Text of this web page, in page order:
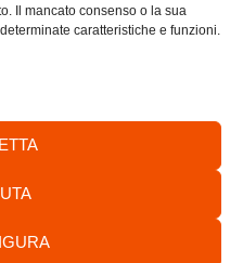
Il mancato consenso o la sua
caratteristiche e funzioni.